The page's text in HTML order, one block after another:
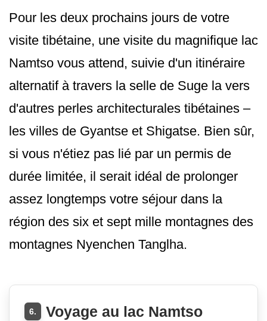
Pour les deux prochains jours de votre
visite tibétaine, une visite du magnifique lac
Namtso vous attend, suivie d'un itinéraire
alternatif à travers la selle de Suge la vers
d'autres perles architecturales tibétaines –
les villes de Gyantse et Shigatse. Bien sûr,
si vous n'étiez pas lié par un permis de
durée limitée, il serait idéal de prolonger
assez longtemps votre séjour dans la
région des six et sept mille montagnes des
montagnes Nyenchen Tanglha.
6. Voyage au lac Namtso